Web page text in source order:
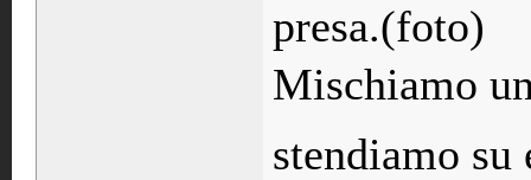
presa.(foto)
Mischiamo
stendiamo